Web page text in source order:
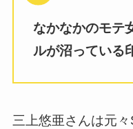
なかなかのモテ
ルが沼っている
三上悠亜さんは元